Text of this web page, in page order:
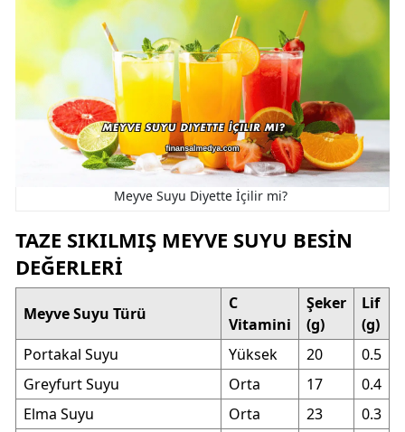
Meyve Suyu Diyette İçilir mi?
TAZE SIKILMIŞ MEYVE SUYU BESIN
DEĞERLERI
Meyve Suyu Türü
C
Vitamini
Şeker
(g)
Lif
(g)
Portakal Suyu
Yüksek 20
0.5
Greyfurt Suyu
Orta 17
0.4
Elma Suyu
Orta 23 0.3